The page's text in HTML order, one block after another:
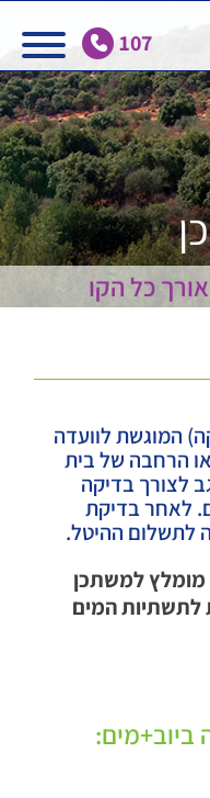
107
כל הקו
המוגשת לוועדה
הרחבה של בית
לצורך בדיקה
לאחר בדיקת
לתשלום ההיטל.
מומלץ למשתכן
לתשתיות המים